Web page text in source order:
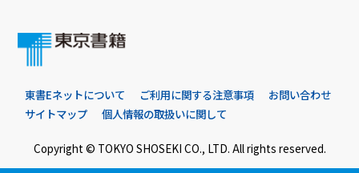
東書Eネットについて ご利用に関する注意事項
お問い合わせ
サイトマップ
個人情報の取扱いに関して
Copyright © TOKYO SHOSEKI CO., LTD. All rights reserved.